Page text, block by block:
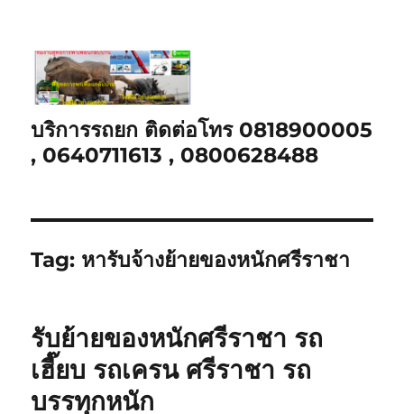
บริการรถยก ติดต่อโทร 0818900005
, 0640711613 , 0800628488
Tag: หารับจ้างย้ายของหนักศรีราชา
รับย้ายของหนักศรีราชา รถ
เฮี๊ยบ รถเครน ศรีราชา รถ
บรรทุกหนัก